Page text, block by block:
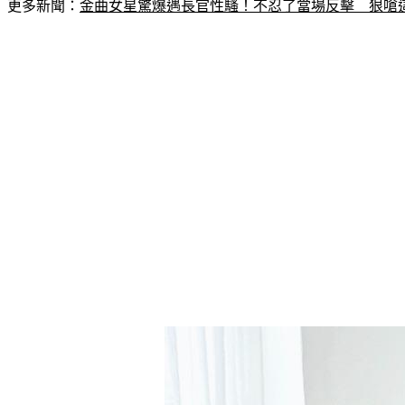
更多新聞： 金曲女星驚爆遇長官性騷！不忍了當場反擊　狠嗆